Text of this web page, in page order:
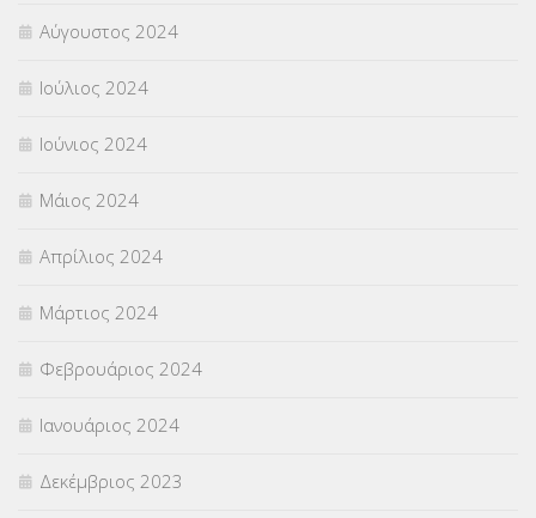
Αύγουστος 2024
Ιούλιος 2024
Ιούνιος 2024
Μάιος 2024
Απρίλιος 2024
Μάρτιος 2024
Φεβρουάριος 2024
Ιανουάριος 2024
Δεκέμβριος 2023